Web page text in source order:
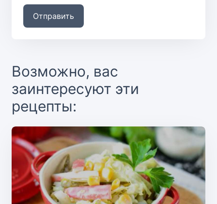
Отправить
Возможно, вас
заинтересуют эти
рецепты: